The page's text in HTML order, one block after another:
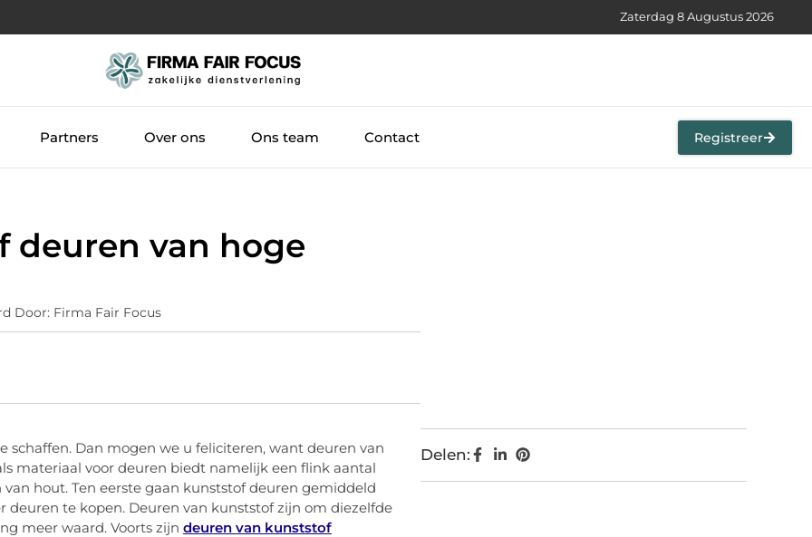
Zaterdag 8 Augustus 2026
Partners Over ons Ons team Contact Registreer
deuren van hoge
Door: Firma Fair Focus
Dan mogen we u feliciteren, want deuren van
materiaal voor deuren biedt namelijk een flink aantal
hout. Ten eerste gaan kunststof deuren gemiddeld
deuren te kopen. Deuren van kunststof zijn om diezelfde
meer waard. Voorts zijn deuren van kunststof
Delen: